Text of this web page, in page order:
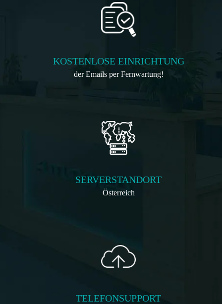
KOSTENLOSE EINRICHTUNG
der Emails per Fernwartung!
SERVERSTANDORT
Österreich
TELEFONSUPPORT